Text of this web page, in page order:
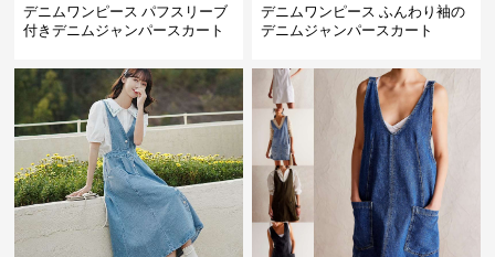
デニムワンピース パフスリーブ
付きデニムジャンパースカート
デニムワンピース ふんわり袖の
デニムジャンパースカート